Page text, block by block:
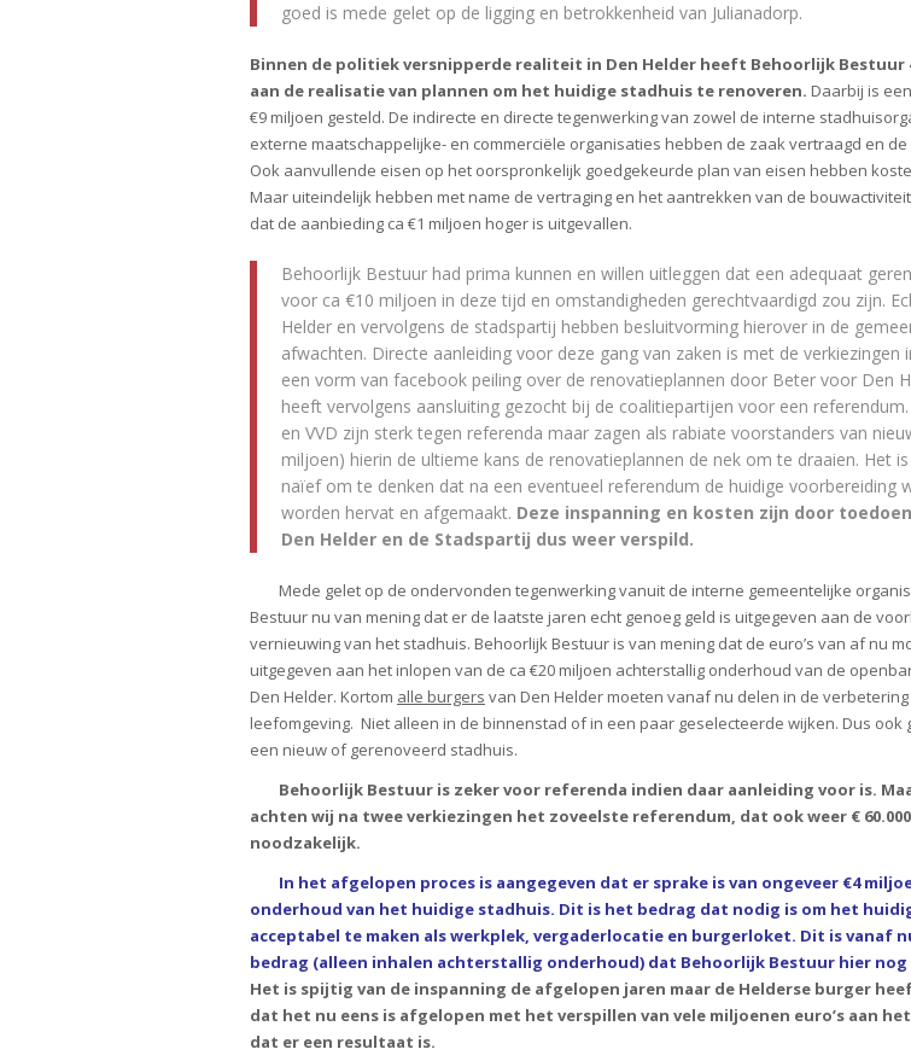
goed is mede gelet op de ligging en betrokkenheid van Julianadorp.
Binnen de politiek versnipperde realiteit in Den Helder heeft Behoorlijk Bestuur
aan de realisatie van plannen om het huidige stadhuis te renoveren. Daarbij is
€9 miljoen gesteld. De indirecte en directe tegenwerking van zowel de interne
externe maatschappelijke- en commerciële organisaties hebben de zaak vertraagd en
Ook aanvullende eisen op het oorspronkelijk goedgekeurde plan van eisen hebben
Maar uiteindelijk hebben met name de vertraging en het aantrekken van de
dat de aanbieding ca €1 miljoen hoger is uitgevallen.
Behoorlijk Bestuur had prima kunnen en willen uitleggen dat een adequaat
voor ca €10 miljoen in deze tijd en omstandigheden gerechtvaardigd zou zijn.
Helder en vervolgens de stadspartij hebben besluitvorming hierover in de
afwachten. Directe aanleiding voor deze gang van zaken is met de verkiezingen
een vorm van facebook peiling over de renovatieplannen door Beter voor Den
heeft vervolgens aansluiting gezocht bij de coalitiepartijen voor een
en VVD zijn sterk tegen referenda maar zagen als rabiate voorstanders van
miljoen) hierin de ultieme kans de renovatieplannen de nek om te draaien. Het
naïef om te denken dat na een eventueel referendum de huidige voorbereiding
worden hervat en afgemaakt. Deze inspanning en kosten zijn door
Den Helder en de Stadspartij dus weer verspild.
Mede gelet op de ondervonden tegenwerking vanuit de interne gemeentelijke
Bestuur nu van mening dat er de laatste jaren echt genoeg geld is uitgegeven aan de
vernieuwing van het stadhuis. Behoorlijk Bestuur is van mening dat de euro’s van af nu
uitgegeven aan het inlopen van de ca €20 miljoen achterstallig onderhoud van de
Den Helder. Kortom alle burgers van Den Helder moeten vanaf nu delen in de
leefomgeving. Niet alleen in de binnenstad of in een paar geselecteerde wijken. Dus ook
een nieuw of gerenoveerd stadhuis.
Behoorlijk Bestuur is zeker voor referenda indien daar aanleiding voor is.
achten wij na twee verkiezingen het zoveelste referendum, dat ook weer €
noodzakelijk.
In het afgelopen proces is aangegeven dat er sprake is van ongeveer €4
onderhoud van het huidige stadhuis. Dit is het bedrag dat nodig is om het
acceptabel te maken als werkplek, vergaderlocatie en burgerloket. Dit is vanaf
bedrag (alleen inhalen achterstallig onderhoud) dat Behoorlijk Bestuur hier nog
Het is spijtig van de inspanning de afgelopen jaren maar de Helderse burger
dat het nu eens is afgelopen met het verspillen van vele miljoenen euro’s aan
dat er een resultaat is.